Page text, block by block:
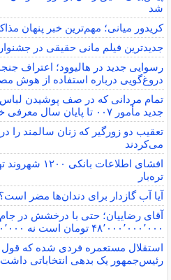
شد
کریدور میانی؛ مهم‌ترین خبر پنهان
جدیدترین فیلم مانی حقیقی در
رسوایی جدید در هالیوود؛ اعتراف
دروغ‌گویی درباره استفاده از هوش
تمام مردانی که در صف پوشیدن لباس
جدید مأمور ۰۰۷ تا پایان سال معرفی خواهد شد
تعقیب دو زورگیر که زنان سالمند را
می‌کردند
افشای اطلاعات
تره‌بار
آیا آب گازدار برای دندان‌ها مضر است؟
آقای رضاییان؛ حتی با درخشش در
۴۸٬۰۰۰٬۰۰۰٬۰۰۰ تومان است نه ۲۵۰٬۰۰۰٬۰۰۰٬۰۰۰
استقلال مستعمره فردی شده که قول
رئیس‌جمهور یک بدهی انتخاباتی داشت،